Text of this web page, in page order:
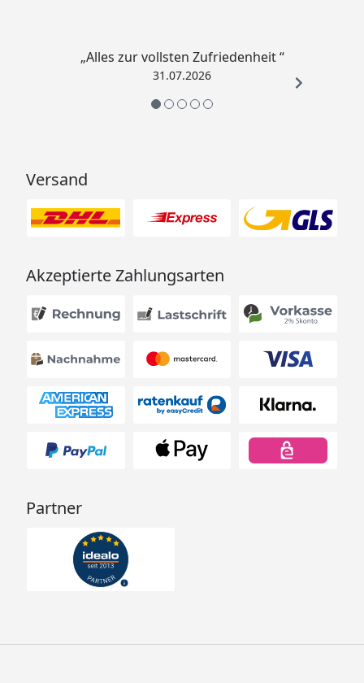
„Alles zur vollsten Zufriedenheit “
31.07.2026
Versand
Akzeptierte Zahlungsarten
Partner